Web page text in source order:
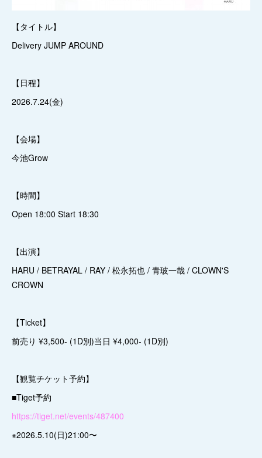
【タイトル】
Delivery JUMP AROUND
【日程】
2026.7.24(金)
【会場】
今池Grow
【時間】
Open 18:00 Start 18:30
【出演】
HARU / BETRAYAL / RAY / 松永拓也 / 青玻一哉 / CLOWN'S
CROWN
【Ticket】
前売り ¥3,500- (1D別)当日 ¥4,000- (1D別)
【観覧チケット予約】
■Tiget予約
https://tiget.net/events/487400
※2026.5.10(日)21:00〜